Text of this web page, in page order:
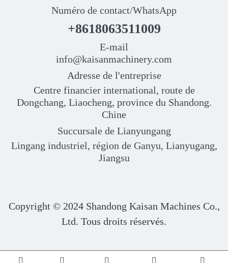
Numéro de contact/WhatsApp
+8618063511009
E-mail
info@kaisanmachinery.com
Adresse de l'entreprise
Centre financier international, route de
Dongchang, Liaocheng, province du Shandong.
Chine
Succursale de Lianyungang
Lingang industriel, région de Ganyu, Lianyugang,
Jiangsu
Copyright © 2024 Shandong Kaisan Machines Co.,
Ltd. Tous droits réservés.